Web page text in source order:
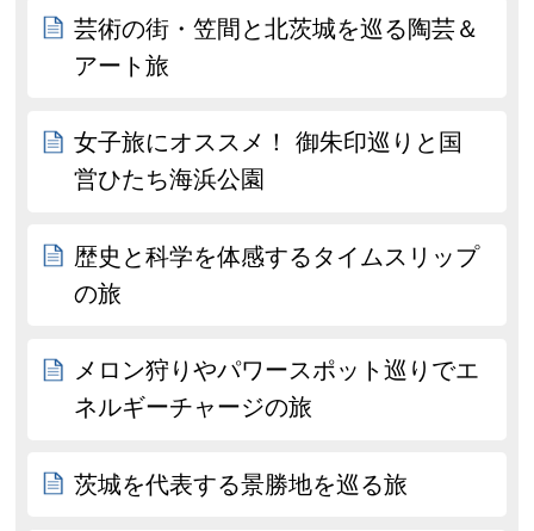
芸術の街・笠間と北茨城を巡る陶芸＆
アート旅
女子旅にオススメ！ 御朱印巡りと国
営ひたち海浜公園
歴史と科学を体感するタイムスリップ
の旅
メロン狩りやパワースポット巡りでエ
ネルギーチャージの旅
茨城を代表する景勝地を巡る旅